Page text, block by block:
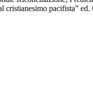
cristianesimo pacifista” ed.